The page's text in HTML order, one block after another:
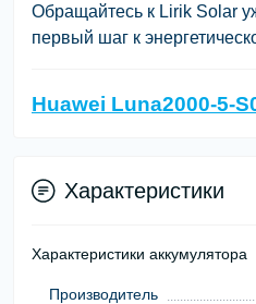
Обращайтесь к Lirik Solar
первый шаг к
Huawei Luna2000-5-
Характеристики
Характеристики аккумулятора
Производитель